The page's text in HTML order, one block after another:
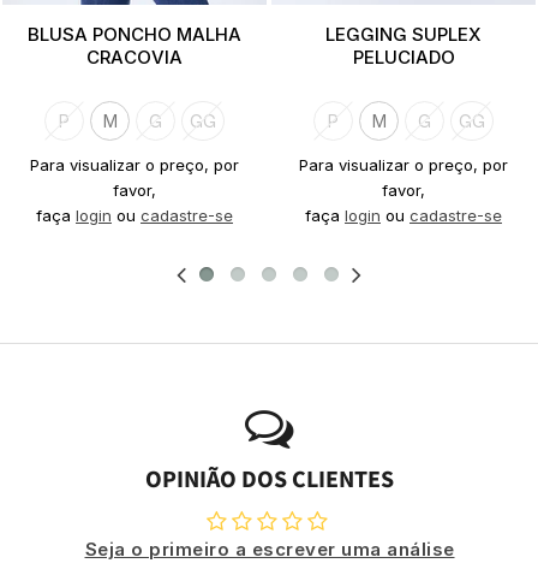
BLUSA PONCHO MALHA
CRACOVIA
P M G GG
Para visualizar o preço, por
favor,
faça login ou cadastre-se
LEGGING SUPLEX
PELUCIADO
P M G GG
Para visualizar o preço, por
favor,
faça login ou cadastre-se
OPINIÃO DOS CLIENTES
Seja o primeiro a escrever uma análise